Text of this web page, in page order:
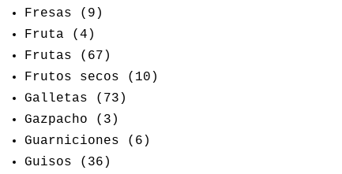
Fresas
(9)
Fruta
(4)
Frutas
(67)
Frutos secos
(10)
Galletas
(73)
Gazpacho
(3)
Guarniciones
(6)
Guisos
(36)